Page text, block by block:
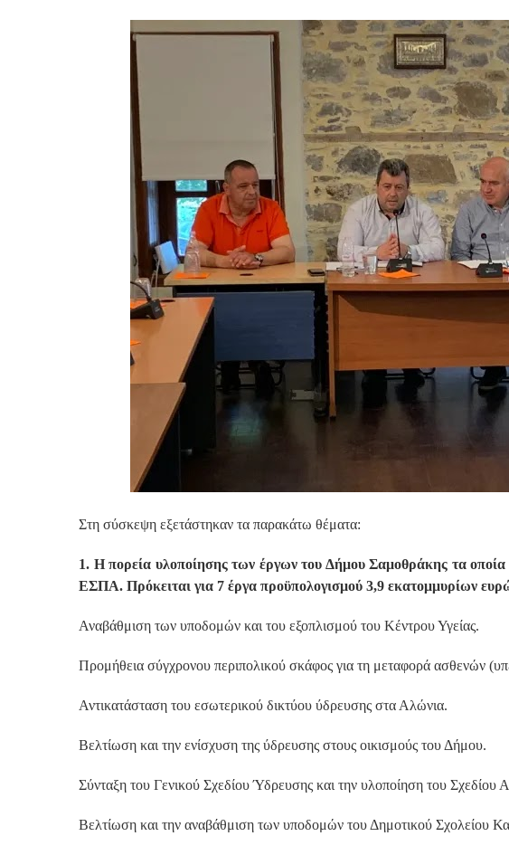
Στη σύσκεψη εξετάστηκαν τα παρακάτω θέματα:
1. Η πορεία υλοποίησης των έργων του Δήμου Σαμοθράκης τα
ΕΣΠΑ. Πρόκειται για 7 έργα προϋπολογισμού 3,9 εκατομμυρίων
Αναβάθμιση των υποδομών και του εξοπλισμού του Κέντρου Υγείας.
Προμήθεια σύγχρονου περιπολικού σκάφος για τη μεταφορά ασθενών
Αντικατάσταση του εσωτερικού δικτύου ύδρευσης στα Αλώνια.
Βελτίωση και την ενίσχυση της ύδρευσης στους οικισμούς του Δήμου.
Σύνταξη του Γενικού Σχεδίου Ύδρευσης και την υλοποίηση του
Βελτίωση και την αναβάθμιση των υποδομών του Δημοτικού Σχολείου